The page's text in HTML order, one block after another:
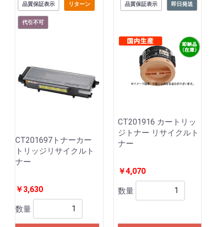
品質保証表示 リターン
代引不可
CT201697トナーカー
トリッジリサイクルト
ナー
￥3,630
数量
品質保証表示 即日発送
CT201916 カートリッ
ジトナー リサイクルト
ナー
￥4,070
数量